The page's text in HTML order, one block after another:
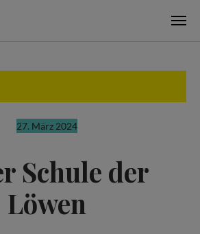
27. März 2024
Schule der
Löwen